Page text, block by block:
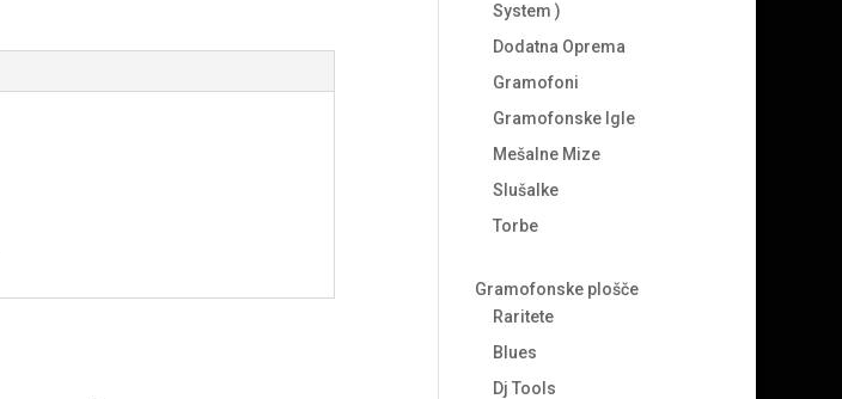
System )
Dodatna Oprema
Gramofoni
Gramofonske Igle
Mešalne Mize
Slušalke
Torbe
Gramofonske plošče
Raritete
Blues
Dj Tools